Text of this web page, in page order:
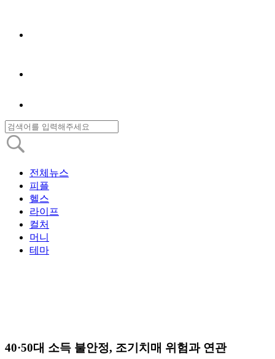
전체뉴스
피플
헬스
라이프
컬처
머니
테마
40·50대 소득 불안정, 조기치매 위험과 연관